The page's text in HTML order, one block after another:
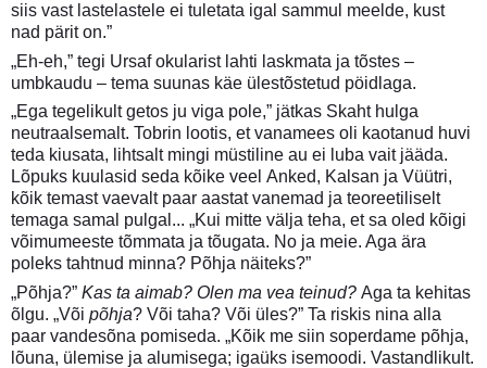
siis vast lastelastele ei tuletata igal sammul meelde, kust
nad pärit on.”
„Eh-eh,” tegi Ursaf okularist lahti laskmata ja tõstes –
umbkaudu – tema suunas käe ülestõstetud pöidlaga.
„Ega tegelikult getos ju viga pole,” jätkas Skaht hulga
neutraalsemalt. Tobrin lootis, et vanamees oli kaotanud huvi
teda kiusata, lihtsalt mingi müstiline au ei luba vait jääda.
Lõpuks kuulasid seda kõike veel Anked, Kalsan ja Vüütri,
kõik temast vaevalt paar aastat vanemad ja teoreetiliselt
temaga samal pulgal... „Kui mitte välja teha, et sa oled kõigi
võimumeeste tõmmata ja tõugata. No ja meie. Aga ära
poleks tahtnud minna? Põhja näiteks?”
„Põhja?” Kas ta aimab? Olen ma vea teinud? Aga ta kehitas
õlgu. „Või põhja? Või taha? Või üles?” Ta riskis nina alla
paar vandesõna pomiseda. „Kõik me siin soperdame põhja,
lõuna, ülemise ja alumisega; igaüks isemoodi. Vastandlikult.